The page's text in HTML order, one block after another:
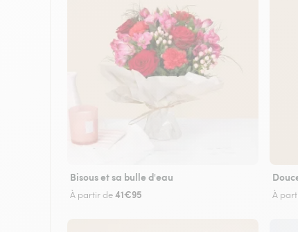
Bisous et sa bulle d'eau
À partir de41€95 À